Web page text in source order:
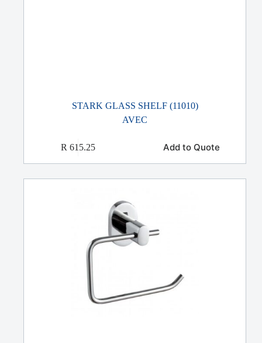
STARK GLASS SHELF (11010)
AVEC
R 615.25 Add to Quote